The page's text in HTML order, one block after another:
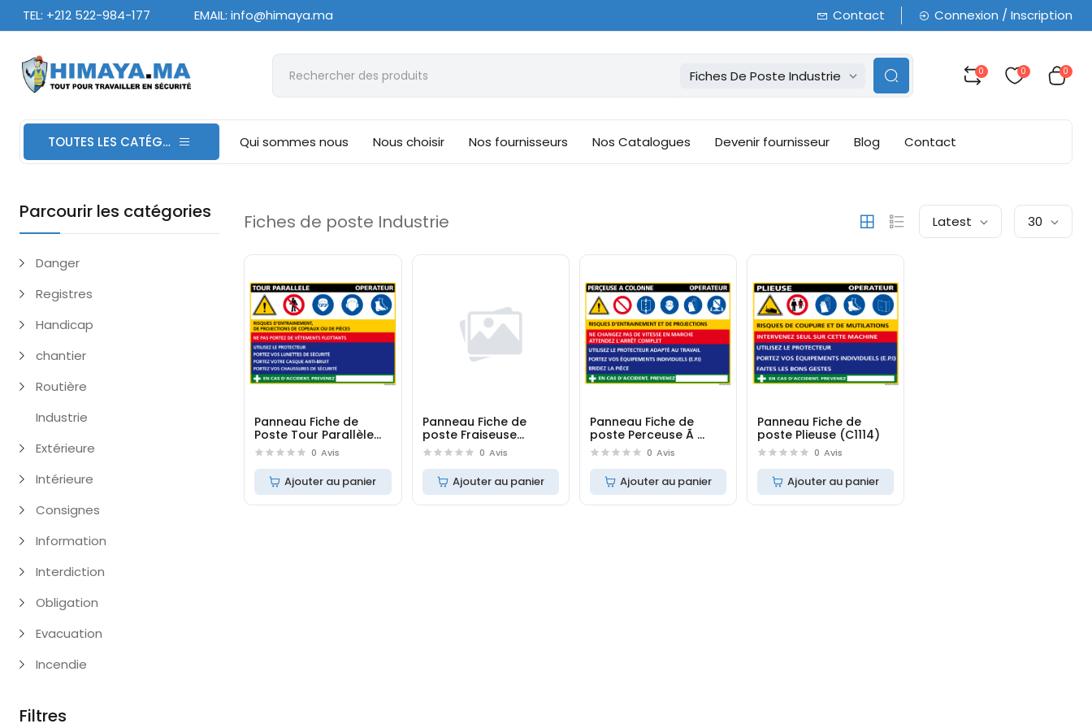
TEL: +212 522-984-177 EMAIL: info@himaya.ma Contact Connexion / Inscription
Fiches De Poste Industrie 0 0 0
TOUTES LES CATÉGORIES Qui sommes nous Nous choisir Nos fournisseurs Nos Catalogues Devenir fournisseur Blog Contact
Parcourir les catégories
Danger
Registres
Handicap
chantier
Routière
Industrie
Extérieure
Intérieure
Consignes
Information
Interdiction
Obligation
Evacuation
Incendie
Filtres
Fiches de poste Industrie Latest 30
Panneau Fiche de
Poste Tour Parallèle
(C1131)
0 Avis
Ajouter au panier
Panneau Fiche de
poste Fraiseuse
Universelle (C1106)
0 Avis
Ajouter au panier
Panneau Fiche de
poste Perceuse Ã
colonne (C1111)
0 Avis
Ajouter au panier
Panneau Fiche de
poste Plieuse (C1114)
0 Avis
Ajouter au panier